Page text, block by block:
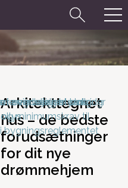
Arkitekttegnet
hus – de bedste
forudsætninger
for dit nye
drømmehjem